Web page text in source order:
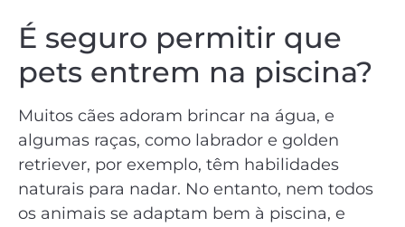
É seguro permitir que
pets entrem na piscina?
Muitos cães adoram brincar na água, e
algumas raças, como labrador e golden
retriever, por exemplo, têm habilidades
naturais para nadar. No entanto, nem todos
os animais se adaptam bem à piscina, e